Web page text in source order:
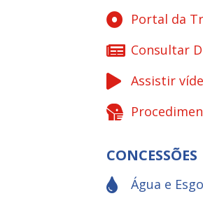
Portal da
Consultar
Assistir
CONCESSÕES
Água e